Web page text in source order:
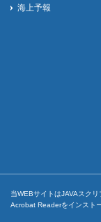
海上予報
当WEBサイトはJAVAスク
Acrobat Readerをインスト